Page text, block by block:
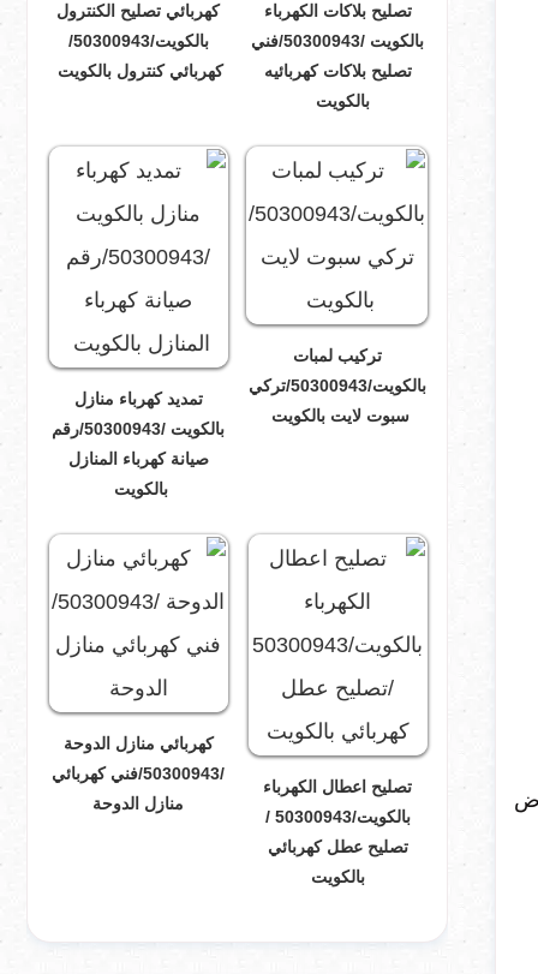
تصليح بلاكات الكهرباء
بالكويت /50300943/فني
تصليح بلاكات كهربائيه
بالكويت
كهربائي تصليح الكنترول
بالكويت/50300943/
كهربائي كنترول بالكويت
تركيب لمبات
بالكويت/50300943/تركي
سبوت لايت بالكويت
تمديد كهرباء منازل
بالكويت /50300943/رقم
صيانة كهرباء المنازل
بالكويت
تصليح اعطال الكهرباء
بالكويت/50300943 /
تصليح عطل كهربائي
بالكويت
كهربائي منازل الدوحة
/50300943/فني كهربائي
منازل الدوحة